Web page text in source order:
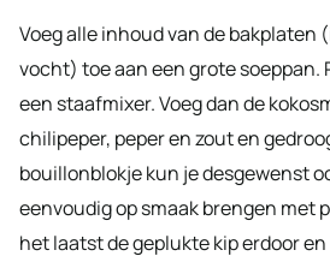
Voeg alle inhoud van de
vocht) toe aan een grote soeppan.
een staafmixer. Voeg dan de
chilipeper, peper en zout en
bouillonblokje kun je desgewenst
eenvoudig op smaak brengen met
het laatst de geplukte kip erdoor